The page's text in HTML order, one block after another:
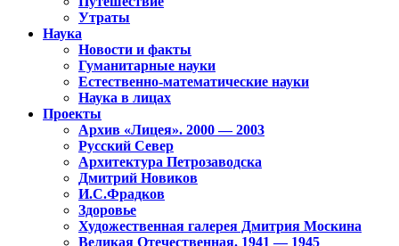
Утраты
Наука
Новости и факты
Гуманитарные науки
Естественно-математические науки
Наука в лицах
Проекты
Архив «Лицея». 2000 — 2003
Русский Север
Архитектура Петрозаводска
Дмитрий Новиков
И.С.Фрадков
Здоровье
Художественная галерея Дмитрия Москина
Великая Отечественная. 1941 — 1945